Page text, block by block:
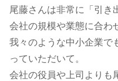
尾藤さんは非常に「引き
会社の規模や業態に合わ
我々のような中小企業で
っていただいて。
会社の役員や上司よりも